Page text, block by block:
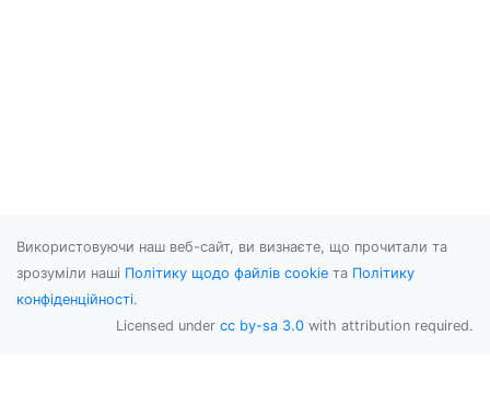
Використовуючи наш веб-сайт, ви визнаєте, що прочитали та
зрозуміли наші Політику щодо файлів cookie та Політику
конфіденційності.
Licensed under cc by-sa 3.0 with attribution required.